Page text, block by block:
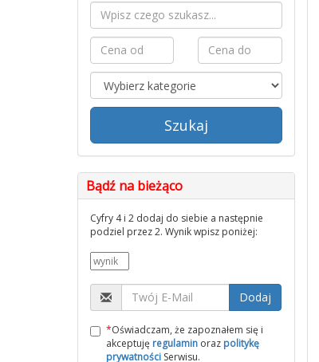
Szukaj
Bądź na bieżąco
Cyfry 4 i 2 dodaj do siebie a następnie
podziel przez 2. Wynik wpisz poniżej:
Dodaj
*Oświadczam, że zapoznałem się i
akceptuję regulamin oraz politykę
prywatności Serwisu.